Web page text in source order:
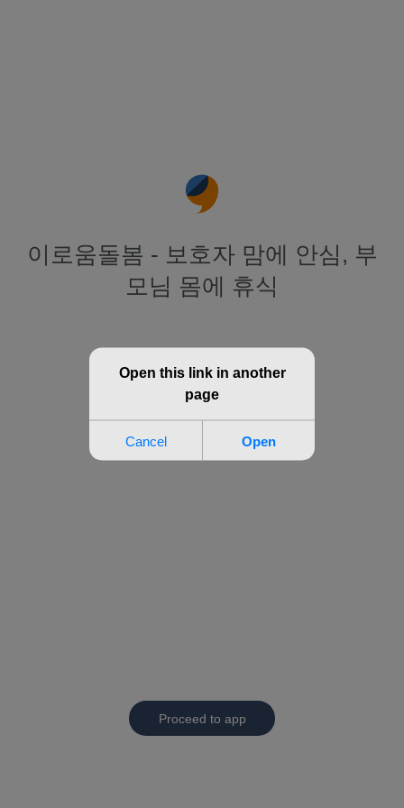
이로움돌봄 - 보호자 맘에 안심, 부
모님 몸에 휴식
Proceed to app